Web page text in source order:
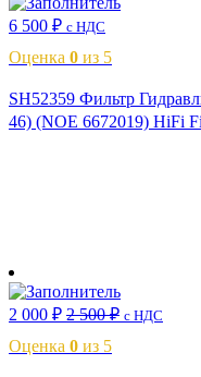
6 500 ₽ с НДС
Оценка 0 из 5
SH52359 Фильтр
46) (NOE 6672019) HiFi
2 000 ₽ 2 500₽ с НДС
Оценка 0 из 5